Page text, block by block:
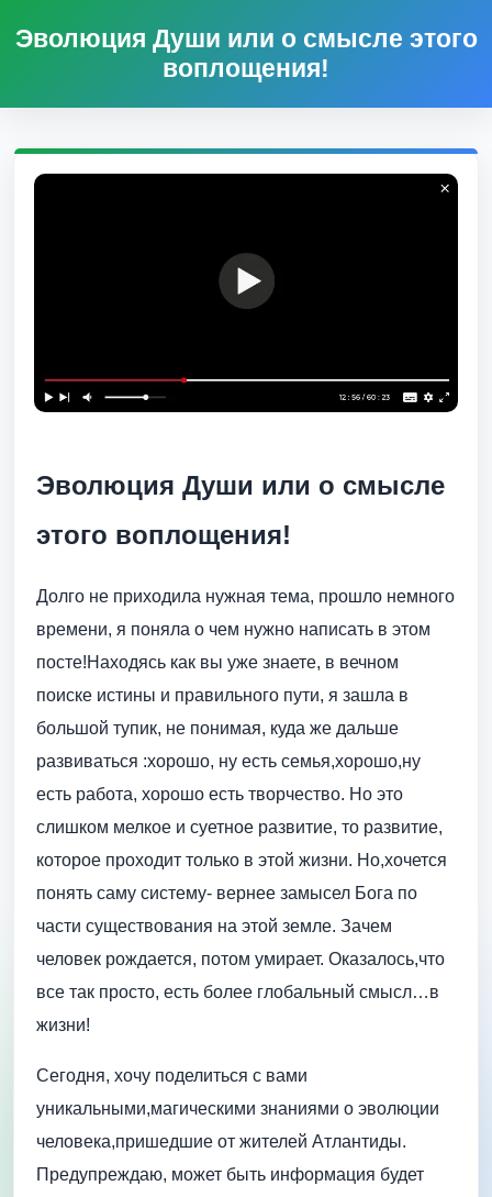
Эволюция Души или о смысле этого
воплощения!
Эволюция Души или о смысле
этого воплощения!
Долго не приходила нужная тема, прошло немного
времени, я поняла о чем нужно написать в этом
посте!Находясь как вы уже знаете, в вечном
поиске истины и правильного пути, я зашла в
большой тупик, не понимая, куда же дальше
развиваться :хорошо, ну есть семья,хорошо,ну
есть работа, хорошо есть творчество. Но это
слишком мелкое и суетное развитие, то развитие,
которое проходит только в этой жизни. Но,хочется
понять саму систему- вернее замысел Бога по
части существования на этой земле. Зачем
человек рождается, потом умирает. Оказалось,что
все так просто, есть более глобальный смысл…в
жизни!
Сегодня, хочу поделиться с вами
уникальными,магическими знаниями о эволюции
человека,пришедшие от жителей Атлантиды.
Предупреждаю, может быть информация будет